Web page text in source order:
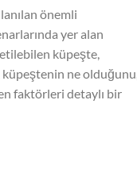
önemli
yer alan
küpeşte,
küpeştenin ne olduğunu,
faktörleri detaylı bir